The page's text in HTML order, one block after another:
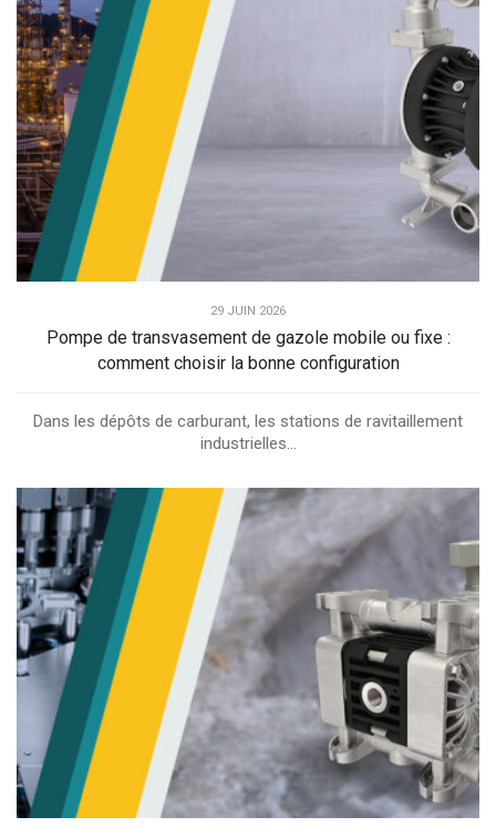
29 JUIN 2026
Pompe de transvasement de gazole mobile ou fixe :
comment choisir la bonne configuration
Dans les dépôts de carburant, les stations de ravitaillement
industrielles...